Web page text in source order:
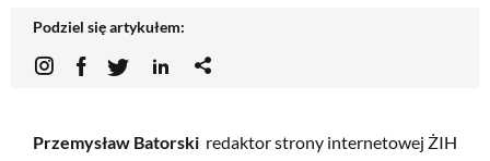
Podziel się artykułem:
Przemysław Batorski redaktor strony internetowej ŻIH